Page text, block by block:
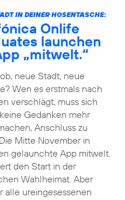
IN DEINER HOSENTASCHE:
Onlife
launchen
„mitwelt.“
neue Stadt, neue
Wen es erstmals nach
verschlägt, muss sich
Gedanken mehr
Anschluss zu
Mitte November in
gelaunchte App mitwelt.
den Start in der
Wahlheimat. Aber
alle ureingesessenen